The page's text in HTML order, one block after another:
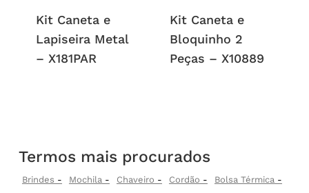
Kit Caneta e
Lapiseira Metal
– X181PAR
Kit Caneta e
Bloquinho 2
Peças – X10889
Termos mais procurados
Brindes Mochila Chaveiro Cordão
Bolsa Térmica